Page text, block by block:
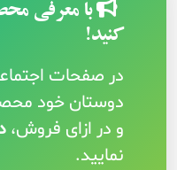
با معرفی
کنید!
در صفحات
دوستان خود
و در ازای فروش،
نمایید.